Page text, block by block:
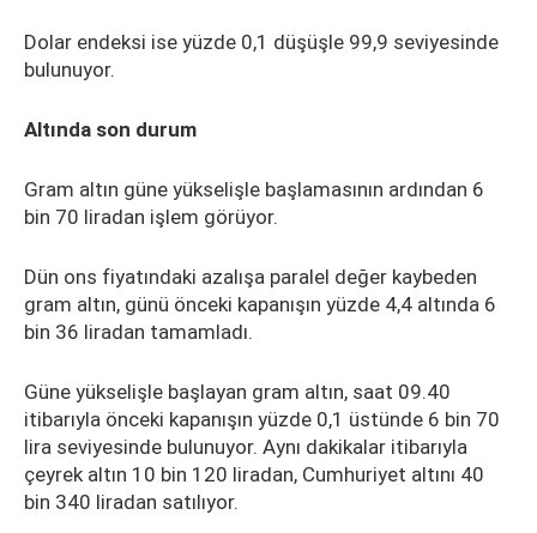
Dolar endeksi ise yüzde 0,1 düşüşle 99,9 seviyesinde
bulunuyor.
Altında son durum
Gram altın güne yükselişle başlamasının ardından 6
bin 70 liradan işlem görüyor.
Dün ons fiyatındaki azalışa paralel değer kaybeden
gram altın, günü önceki kapanışın yüzde 4,4 altında 6
bin 36 liradan tamamladı.
Güne yükselişle başlayan gram altın, saat 09.40
itibarıyla önceki kapanışın yüzde 0,1 üstünde 6 bin 70
lira seviyesinde bulunuyor. Aynı dakikalar itibarıyla
çeyrek altın 10 bin 120 liradan, Cumhuriyet altını 40
bin 340 liradan satılıyor.